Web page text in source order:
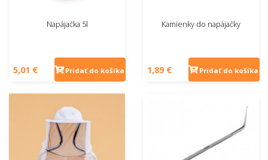
Napájačka 5l
5,01 € Pridať do košíka
Kamienky do napájačky
1,89 € Pridať do košíka